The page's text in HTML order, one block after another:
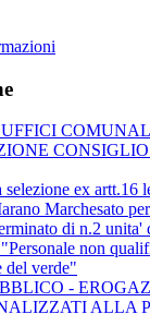
ex artt.16
Marchesato
di n.2 unita'
non
del verde"
-
ALLA